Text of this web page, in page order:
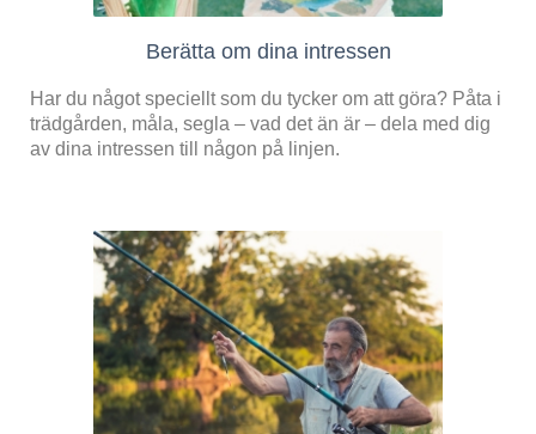
Berätta om dina intressen
Har du något speciellt som du tycker om att göra? Påta i
trädgården, måla, segla – vad det än är – dela med dig
av dina intressen till någon på linjen.